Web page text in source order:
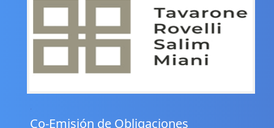
Co-Emisión de Obligaciones